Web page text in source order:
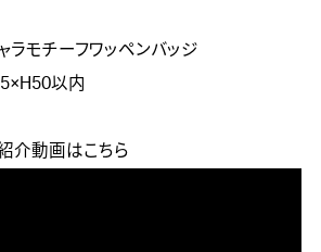
ラモチーフワッペンバッジ
以内
介動画はこちら